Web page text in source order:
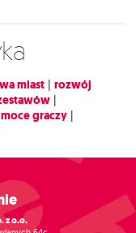
miast | rozwój
|
graczy |
z o.o.